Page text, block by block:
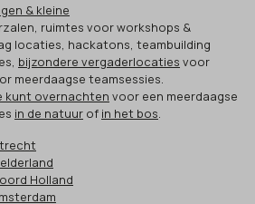
& kleine
ruimtes voor workshops &
locaties, hackatons, teambuilding
bijzondere vergaderlocaties voor
meerdaagse teamsessies.
kunt overnachten voor een meerdaagse
in de natuur of in het bos.
Holland